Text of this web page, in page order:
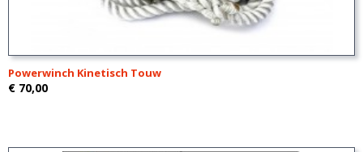
Powerwinch Kinetisch Touw
€ 70,00